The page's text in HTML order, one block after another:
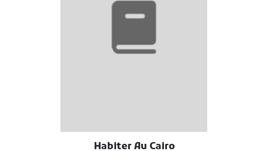
Habiter Au Cairo